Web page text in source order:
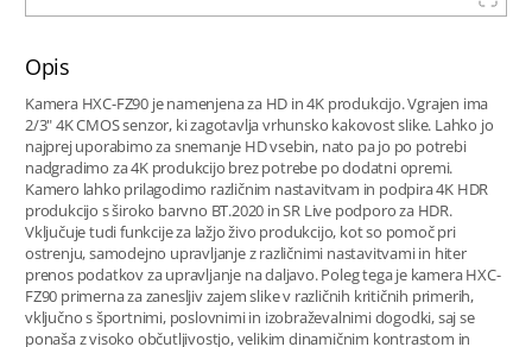
Opis
Kamera HXC-FZ90 je namenjena za HD in 4K produkcijo. Vgrajen ima
2/3" 4K CMOS senzor, ki zagotavlja vrhunsko kakovost slike. Lahko jo
najprej uporabimo za snemanje HD vsebin, nato pa jo po potrebi
nadgradimo za 4K produkcijo brez potrebe po dodatni opremi.
Kamero lahko prilagodimo različnim nastavitvam in podpira 4K HDR
produkcijo s široko barvno BT.2020 in SR Live podporo za HDR.
Vključuje tudi funkcije za lažjo živo produkcijo, kot so pomoč pri
ostrenju, samodejno upravljanje z različnimi nastavitvami in hiter
prenos podatkov za upravljanje na daljavo. Poleg tega je kamera HXC-
FZ90 primerna za zanesljiv zajem slike v različnih kritičnih primerih,
vključno s športnimi, poslovnimi in izobraževalnimi dogodki, saj se
ponaša z visoko občutljivostjo, velikim dinamičnim kontrastom in